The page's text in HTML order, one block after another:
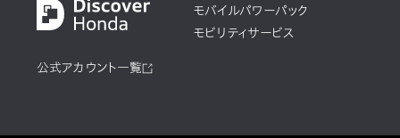
公式アカウント一覧
モバイルパワーパック
モビリティサービス